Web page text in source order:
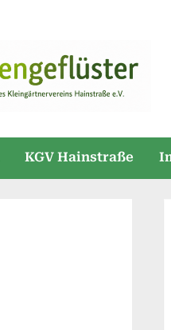
KGV Hainstraße